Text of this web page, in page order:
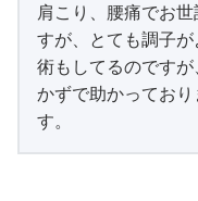
肩こり、腰痛でお
すが、とても調子
術もしてるのです
かずで助かっており
す。